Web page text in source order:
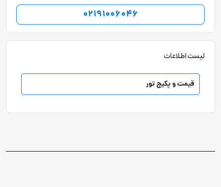
02191006046
لیست اطلاعات
قیمت و پکیج تور